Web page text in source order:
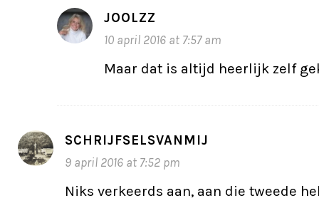
JOOLZZ
10 april 2016 at 7:57 am
Maar dat is altijd heerlijk zelf
SCHRIJFSELSVANMIJ
9 april 2016 at 7:52 pm
Niks verkeerds aan, aan die tweede